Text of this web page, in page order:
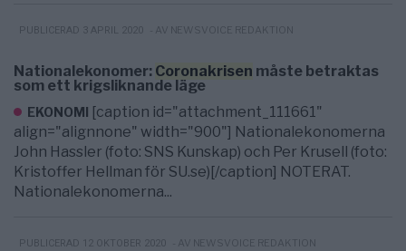
PUBLICERAD 3 APRIL 2020 - AV NEWSVOICE REDAKTION
Nationalekonomer: Coronakrisen måste betraktas
som ett krigsliknande läge
EKONOMI [caption id="attachment_111661"
align="alignnone" width="900"] Nationalekonomerna
John Hassler (foto: SNS Kunskap) och Per Krusell (foto:
Kristoffer Hellman för SU.se)[/caption] NOTERAT.
Nationalekonomerna...
PUBLICERAD 12 OKTOBER 2020 - AV NEWSVOICE REDAKTION